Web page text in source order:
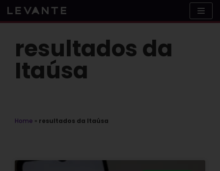
Skip
to
resultados da
Itaúsa
Home » resultados da Itaúsa